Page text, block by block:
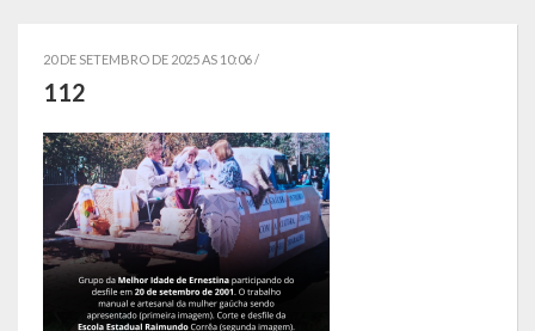
Telefones Úteis
Secretarias
Estrutura organizacional
Administração
20 DE SETEMBRO DE 2025 AS 10:06 /
112